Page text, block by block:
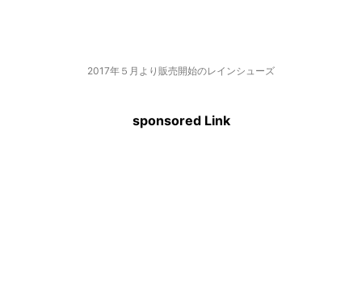
2017年５月より販売開始のレインシューズ
sponsored Link